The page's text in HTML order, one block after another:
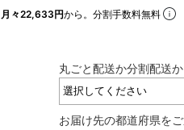
月々22,633円から。分割手数料無料
丸ごと配送か分割配送
お届け先の都道府県をご